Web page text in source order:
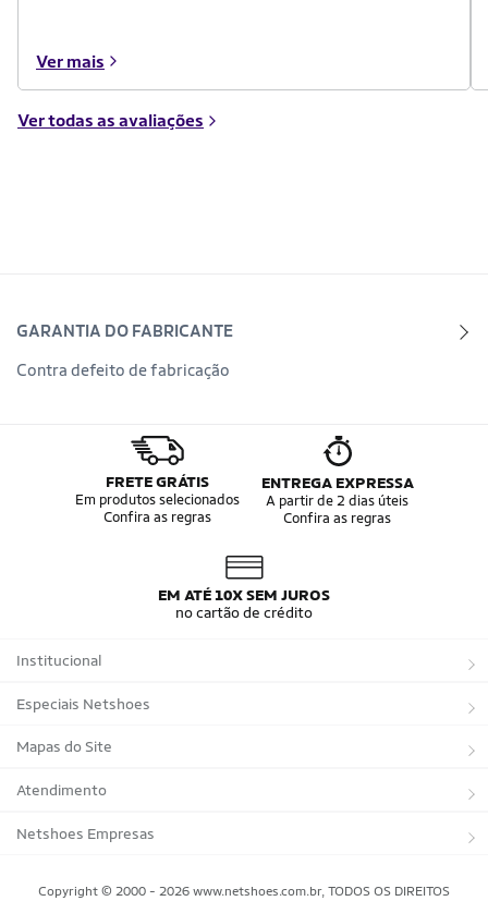
Ver mais
Ver todas as avaliações
GARANTIA DO FABRICANTE
Contra defeito de fabricação
FRETE GRÁTIS
Em produtos selecionados
Confira as regras
ENTREGA EXPRESSA
A partir de 2 dias úteis
Confira as regras
EM ATÉ 10X SEM JUROS
no cartão de crédito
Institucional
Sobre a Netshoes
Política de Privacidade
Programa de Afiliados
Regulamentos
Especiais Netshoes
Suplementos
Corrida
Bicicletas
Mapas do Site
Marcas
Tipos de Produtos
Atendimento
Trocas e devoluções
Netshoes Empresas
Copyright © 2000 - 2026 www.netshoes.com.br, TODOS OS DIREITOS